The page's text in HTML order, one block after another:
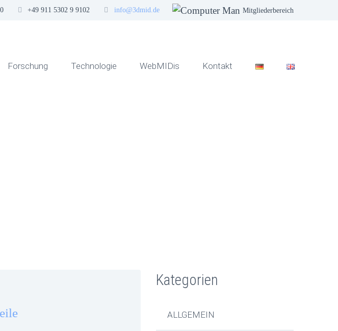
+49 911 5302 9 9102 info@3dmid.de Mitgliederbereich
Forschung Technologie WebMIDis Kontakt
Kategorien
ALLGEMEIN